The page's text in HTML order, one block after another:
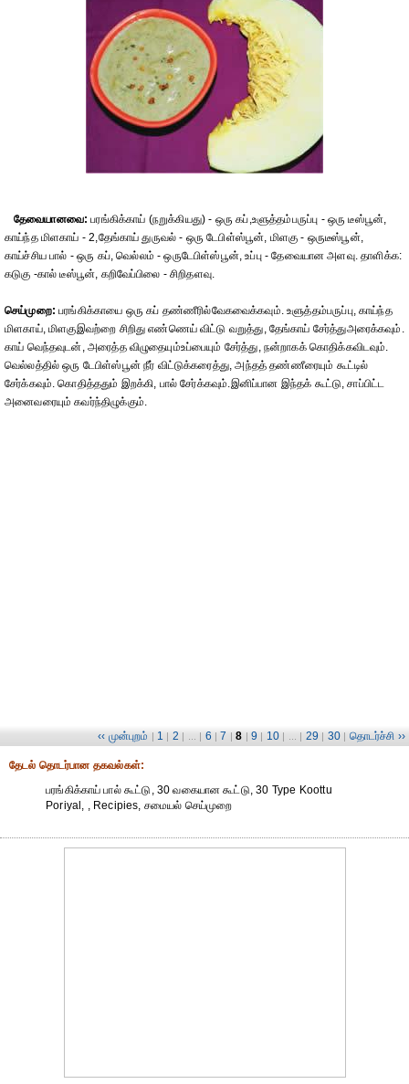
தேவையானவை: பரங்கிக்காய் (நறுக்கியது) - ஒரு கப்,உளுத்தம்பருப்பு - ஒரு டீஸ்பூன்,
காய்ந்த மிளகாய் - 2,தேங்காய் துருவல் - ஒரு டேபிள்ஸ்பூன், மிளகு - ஒருடீஸ்பூன்,
காய்ச்சிய பால் - ஒரு கப், வெல்லம் - ஒருடேபிள்ஸ்பூன், உப்பு - தேவையான அளவு. தாளிக்க:
கடுகு -கால் டீஸ்பூன், கறிவேப்பிலை - சிறிதளவு.
செய்முறை: பரங்கிக்காயை ஒரு கப் தண்ணீரில்வேகவைக்கவும். உளுத்தம்பருப்பு, காய்ந்த
மிளகாய், மிளகுஇவற்றை சிறிது எண்ணெய் விட்டு வறுத்து, தேங்காய் சேர்த்துஅரைக்கவும்.
காய் வெந்தவுடன், அரைத்த விழுதையும்உப்பையும் சேர்த்து, நன்றாகக் கொதிக்கவிடவும்.
வெல்லத்தில் ஒரு டேபிள்ஸ்பூன் நீர் விட்டுக்கரைத்து, அந்தத் தண்ணீரையும் கூட்டில்
சேர்க்கவும். கொதித்ததும் இறக்கி, பால் சேர்க்கவும்.இனிப்பான இந்தக் கூட்டு, சாப்பிட்ட
அனைவரையும் கவர்ந்திழுக்கும்.
‹‹ முன்புறம் | 1 | 2 | ... | 6 | 7 | 8 | 9 | 10 | ... | 29 | 30 | தொடர்ச்சி ››
தேட‌ல் தொட‌ர்பான தகவ‌ல்க‌ள்:
பரங்கிக்காய் பால் கூட்டு, 30 வகையான கூட்டு, 30 Type Koottu
Poriyal, , Recipies, சமையல் செய்முறை